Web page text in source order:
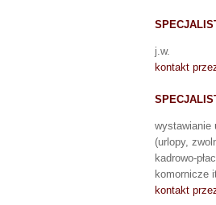
j.w.
kontakt
wystawianie
(urlopy,
kadrowo-
komornicze
kontakt